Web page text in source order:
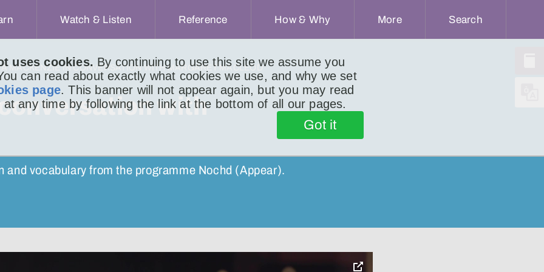
uses cookies. By continuing to use this site we assume you
can read about exactly what cookies we use, and why we set
page. This banner will not appear again, but you may read
at any time by following the link at the bottom of all our pages.
Got it
Watch & Listen Reference How & Why More Search
MACKENZIE IN CONVERSATION WITH MARGARET MACLEOD
conversation with
vocabulary from the programme Nochd (Appear).